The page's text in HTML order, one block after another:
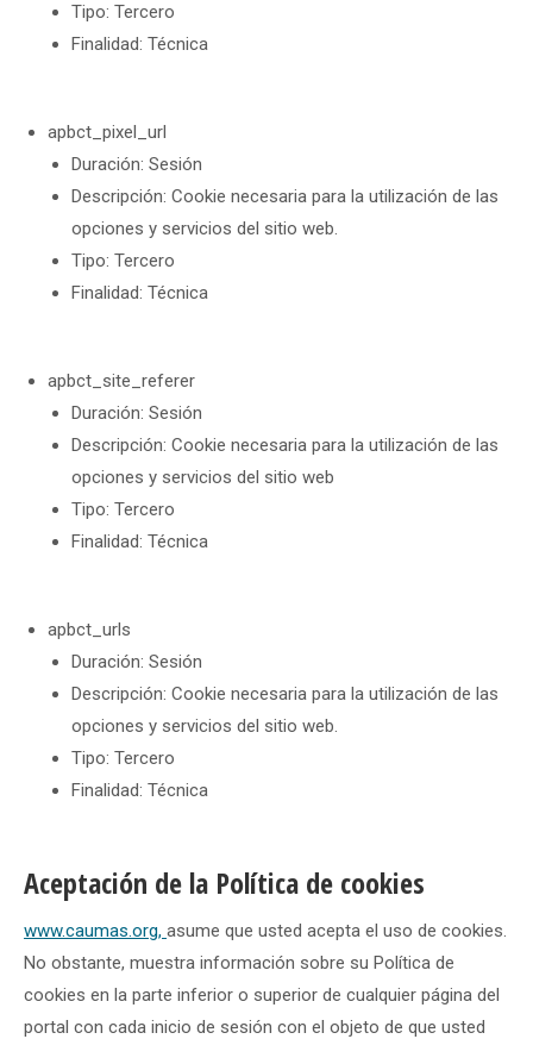
Tipo: Tercero
Finalidad: Técnica
apbct_pixel_url
Duración: Sesión
Descripción: Cookie necesaria para la utilización de las
opciones y servicios del sitio web.
Tipo: Tercero
Finalidad: Técnica
apbct_site_referer
Duración: Sesión
Descripción: Cookie necesaria para la utilización de las
opciones y servicios del sitio web
Tipo: Tercero
Finalidad: Técnica
apbct_urls
Duración: Sesión
Descripción: Cookie necesaria para la utilización de las
opciones y servicios del sitio web.
Tipo: Tercero
Finalidad: Técnica
Aceptación de la Política de cookies
www.caumas.org, asume que usted acepta el uso de cookies.
No obstante, muestra información sobre su Política de
cookies en la parte inferior o superior de cualquier página del
portal con cada inicio de sesión con el objeto de que usted